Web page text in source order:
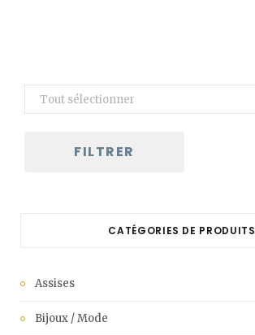
FILTRER
CATÉGORIES DE PRODUITS
Assises
Bijoux / Mode